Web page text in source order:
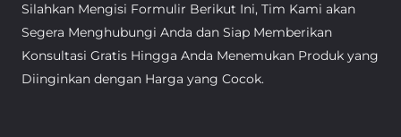
Silahkan Mengisi Formulir Berikut Ini, Tim Kami akan
Segera Menghubungi Anda dan Siap Memberikan
Konsultasi Gratis Hingga Anda Menemukan Produk yang
Diinginkan dengan Harga yang Cocok.